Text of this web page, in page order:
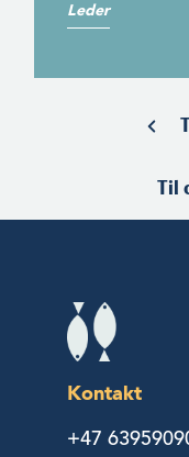
Leder
Til
Kontakt
+47